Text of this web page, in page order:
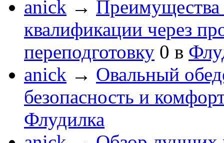
anick → Преимущества
квалификации через
переподготовку 0 в
anick → Овальный
безопасность и
Флудилка